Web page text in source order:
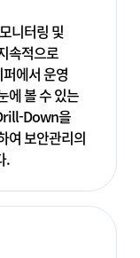
니터링 및
속적으로
에서 운영
에 볼 수 있는
Down을
여 보안관리의
.